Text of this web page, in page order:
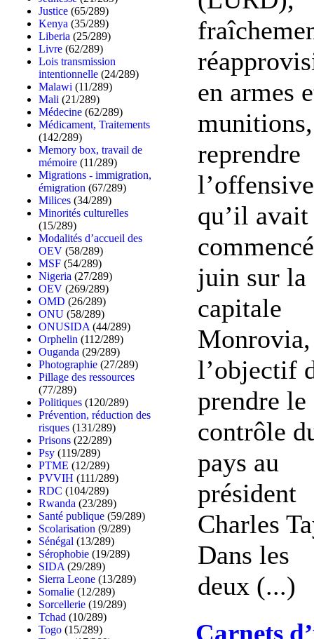
Justice (65/289)
Kenya (35/289)
Liberia (25/289)
Livre (62/289)
Lois transmission
intentionnelle (24/289)
Malawi (11/289)
Mali (21/289)
Médecine (62/289)
Médicament, Traitements
(142/289)
Memory box, travail de
mémoire (11/289)
Migrations - immigration,
émigration (67/289)
Milices (34/289)
Minorités culturelles
(15/289)
Modalités d’accueil des
OEV (58/289)
MSF (54/289)
Nigeria (27/289)
OEV (269/289)
OMD (26/289)
ONU (58/289)
ONUSIDA (44/289)
Orphelin (112/289)
Ouganda (29/289)
Photographie (27/289)
Pillage des ressources
(77/289)
Politiques (120/289)
Prévention, réduction des
risques (131/289)
Prisons (22/289)
Psy (119/289)
PTME (12/289)
PVVIH (111/289)
RDC (104/289)
Rwanda (23/289)
Santé publique (59/289)
Scolarisation (9/289)
Sénégal (13/289)
Sérophobie (19/289)
SIDA (29/289)
Sierra Leone (13/289)
Somalie (12/289)
Sorcellerie (19/289)
Tchad (10/289)
Togo (15/289)
en armes
reprendre
l’offensive
qu’il avait
juin sur la
capitale
Monrovia,
l’objectif
prendre le
contrôle
pays au
président
Charles
Dans les
deux (...)
Carnets